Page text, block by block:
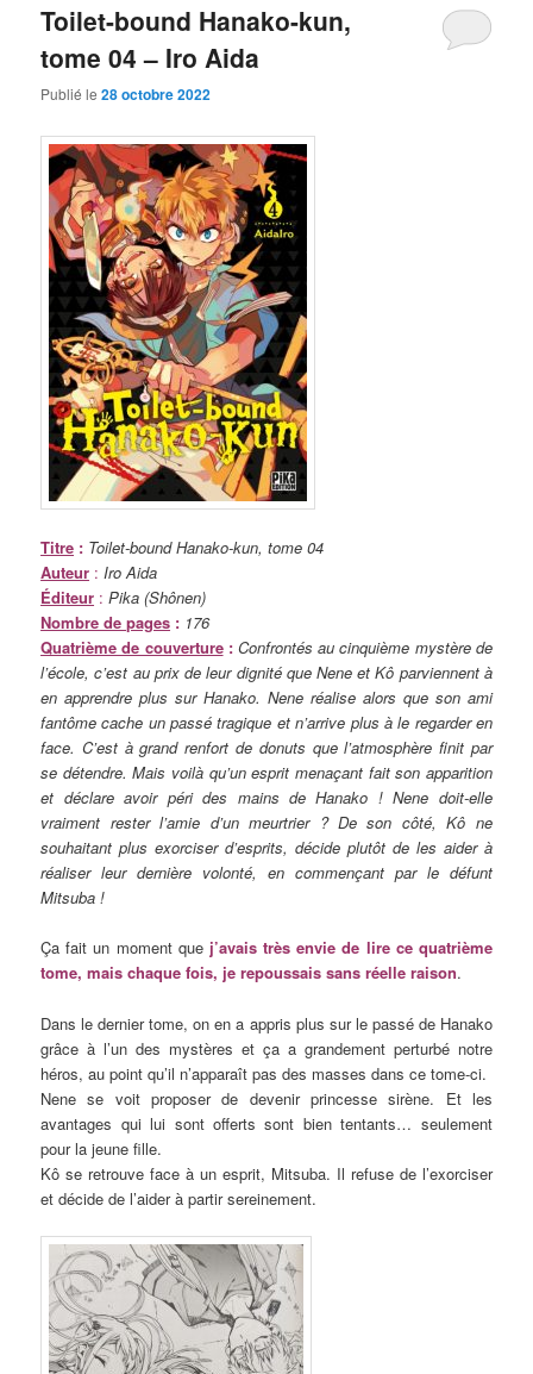
Toilet-bound Hanako-kun,
tome 04 – Iro Aida
Publié le28 octobre 2022
Titre : Toilet-bound Hanako-kun, tome 04
Auteur :Iro Aida
Éditeur : Pika (Shônen)
Nombre de pages : 176
Quatrième de couverture:Confrontés au cinquième mystère de
l’école, c’est au prix de leur dignité que Nene et Kô parviennent à
en apprendre plus sur Hanako. Nene réalise alors que son ami
fantôme cache un passé tragique et n’arrive plus à le regarder en
face. C’est à grand renfort de donuts que l’atmosphère finit par
se détendre. Mais voilà qu’un esprit menaçant fait son apparition
et déclare avoir péri des mains de Hanako ! Nene doit-elle
vraiment rester l’amie d’un meurtrier ? De son côté, Kô ne
souhaitant plus exorciser d’esprits, décide plutôt de les aider à
réaliser leur dernière volonté, en commençant par le défunt
Mitsuba !
Ça fait un moment que j’avais très envie de lire ce quatrième
tome, mais chaque fois, je repoussais sans réelle raison.
Dans le dernier tome, on en a appris plus sur le passé de Hanako
grâce à l’un des mystères et ça a grandement perturbé notre
héros, au point qu’il n’apparaît pas des masses dans ce tome-ci.
Nene se voit proposer de devenir princesse sirène. Et les
avantages qui lui sont offerts sont bien tentants… seulement
pour la jeune fille.
Kô se retrouve face à un esprit, Mitsuba. Il refuse de l’exorciser
et décide de l’aider à partir sereinement.